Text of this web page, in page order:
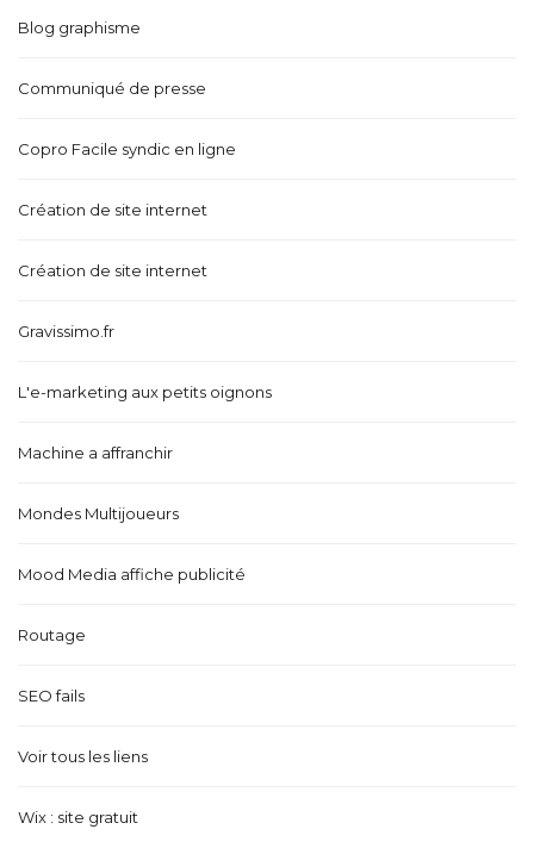
Blog graphisme
Communiqué de presse
Copro Facile syndic en ligne
Création de site internet
Création de site internet
Gravissimo.fr
L'e-marketing aux petits oignons
Machine a affranchir
Mondes Multijoueurs
Mood Media affiche publicité
Routage
SEO fails
Voir tous les liens
Wix : site gratuit